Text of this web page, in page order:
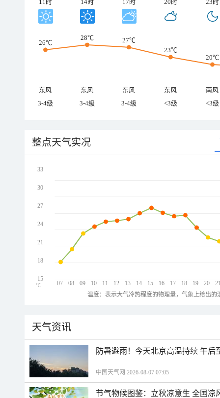
11时 14时 17时 20时 23时
26℃
28℃
27℃
23℃
20℃
东风 东风 东风 东风
南风
3-4级
3-4级 3-4级 <3级 <3级
整点天气实况
07 08 09 10 11 12 13 14 15 16 17 18 19 20
33
30
27
24
21
18
15
℃
温度：表示大气冷热程度的物理量，气象上给出
天气资讯
防暑避雨！今天北京高温持续 午
中国天气网 2026-08-07 07:05
节气物候图鉴：立秋凉意生 全国凉